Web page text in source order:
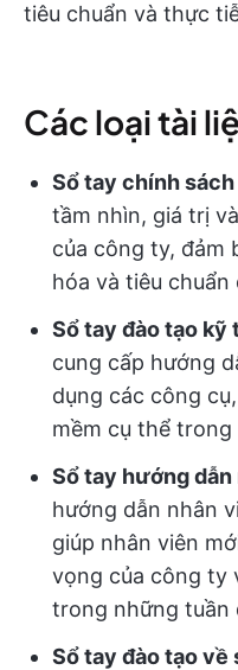
tiêu chuẩn và thực
Các loại tài
Sổ tay chính
tầm nhìn, giá trị
của công ty, đảm
hóa và tiêu
Sổ tay đào tạo kỹ
cung cấp hướng
dụng các công
mềm cụ thể
Sổ tay hướng
hướng dẫn nhân
giúp nhân viên
vọng của công ty
trong những tuần
Sổ tay đào tạo về